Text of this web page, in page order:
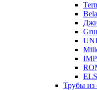
Трубы из